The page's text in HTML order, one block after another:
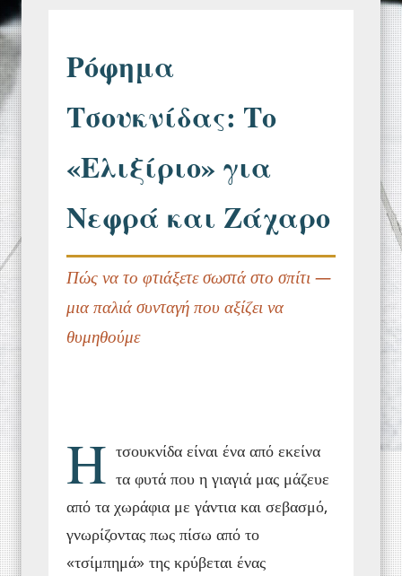
Ρόφημα
Τσουκνίδας: Το
«Ελιξίριο» για
Νεφρά και Ζάχαρο
Πώς να το φτιάξετε σωστά στο σπίτι —
μια παλιά συνταγή που αξίζει να
θυμηθούμε
Η τσουκνίδα είναι ένα από εκείνα
τα φυτά που η γιαγιά μας μάζευε
από τα χωράφια με γάντια και σεβασμό,
γνωρίζοντας πως πίσω από το
«τσίμπημά» της κρύβεται ένας